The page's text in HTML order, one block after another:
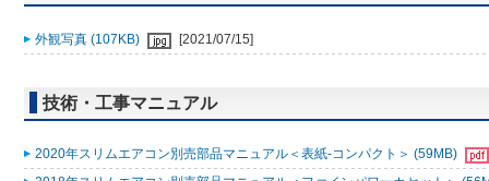
外観写真 (107KB) [2021/07/15]
技術・工事マニュアル
2020年スリムエアコン別売部品マニュアル＜表紙-コンパクト＞ (59MB)